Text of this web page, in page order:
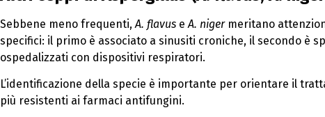
Sebbene meno frequenti,A. flavus eA. nigermeritano
specifici: il primo è associato a sinusiti croniche, il secondo è
ospedalizzati con dispositivi respiratori.
L’identificazione della specie è importante per orientare il
più resistenti ai farmaci antifungini.